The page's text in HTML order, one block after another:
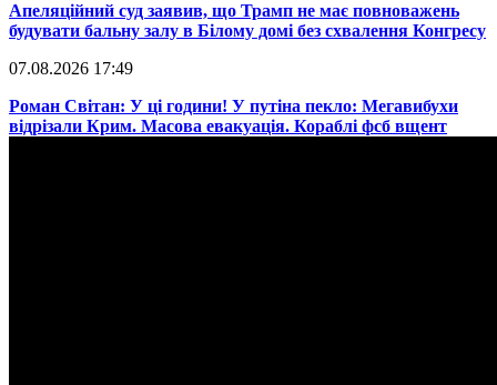
​Апеляційний суд заявив, що Трамп не має повноважень
будувати бальну залу в Білому домі без схвалення Конгресу
07.08.2026 17:49
​Роман Світан: У ці години! У путіна пекло: Мегавибухи
відрізали Крим. Масова евакуація. Кораблі фсб вщент